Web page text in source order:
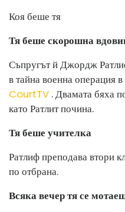
Коя беше тя
Тя беше скорошна
Съпругът й Джордж
в тайна военна операция
CourtTV . Двамата бяха
като Ратлит почина.
Тя беше учителка
Ратлиф преподава втори
по отбрана.
Всяка вечер тя се